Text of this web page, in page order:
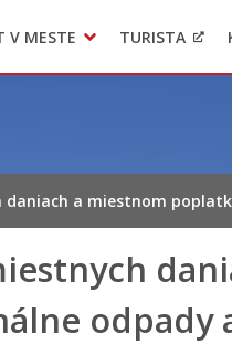
mesto
kontrolóra mesta
V MESTE TURISTA
daniach a miestnom
odpady